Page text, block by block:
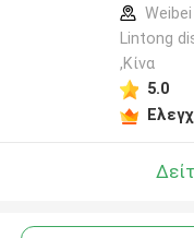
Lintong
,Κίνα
5.0